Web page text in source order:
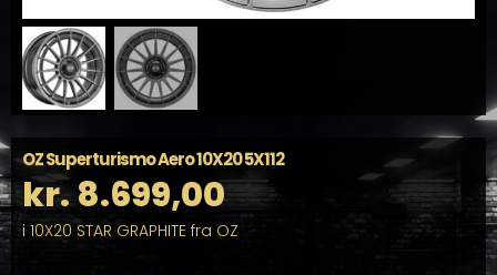
OZ Superturismo Aero 10X20 5X112
kr.8.699,00
i 10X20 STAR GRAPHITE fra OZ